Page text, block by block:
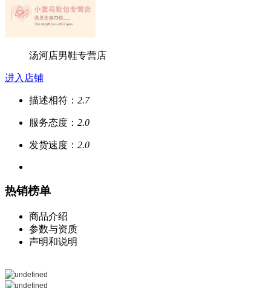
汤河店男鞋专营店
进入店铺
描述相符： 2.7
服务态度： 2.0
发货速度： 2.0
热销榜单
商品介绍
参数与资质
声明和说明